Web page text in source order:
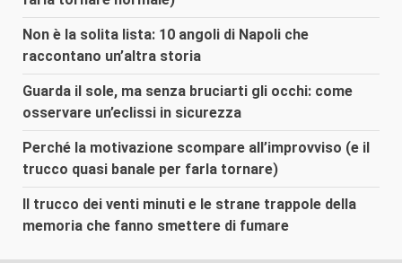
Non è la solita lista: 10 angoli di Napoli che
raccontano un’altra storia
Guarda il sole, ma senza bruciarti gli occhi: come
osservare un’eclissi in sicurezza
Perché la motivazione scompare all’improvviso (e il
trucco quasi banale per farla tornare)
Il trucco dei venti minuti e le strane trappole della
memoria che fanno smettere di fumare